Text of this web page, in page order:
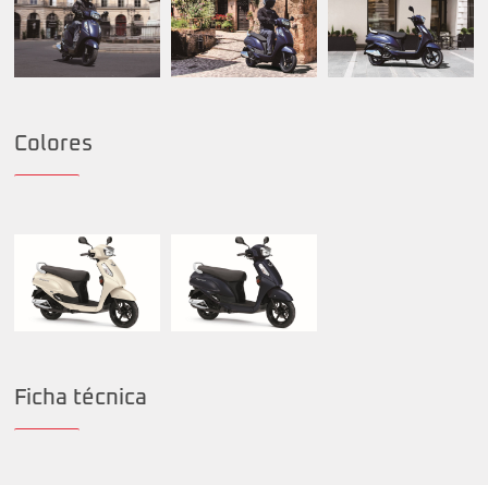
Colores
Ficha técnica